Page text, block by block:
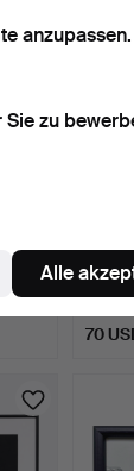
1 Tag
70
anzupassen.
zu
Alle